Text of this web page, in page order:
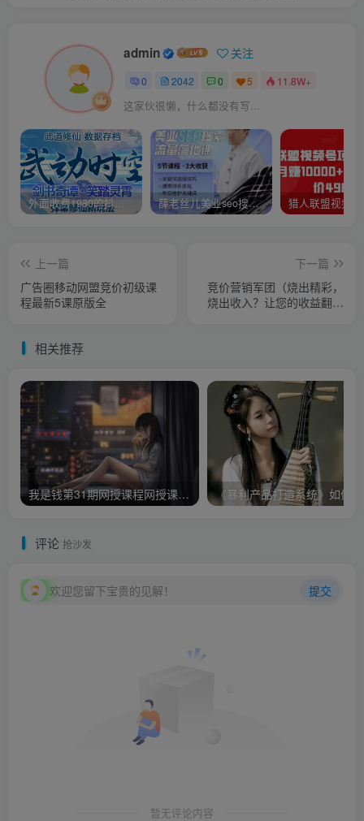
admin 关注
0 2042 0 5 11.8W+
这家伙很懒，什么都没有写...
外面收费1980的抖音武动时空直播项目，无需真人出镜，实时互动直播【软件+详细教程】 薛老丝儿美业seo搜索流量落地课，一周暴涨20w粉丝，全干货讲解
上一篇
广告圈移动网盟竞价初级课
程最新5课原版全
下一篇
竞价营销军团（烧出精彩，
烧出收入？让您的收益翻几
相关推荐
我是钱第31期网授课程网授课百度冷门竞价
评论 抢沙发
欢迎您留下宝贵的见解！ 提交
暂无评论内容